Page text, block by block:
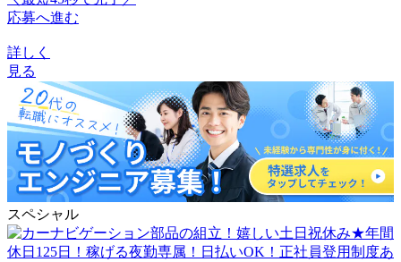
応募へ進む
詳しく
見る
スペシャル